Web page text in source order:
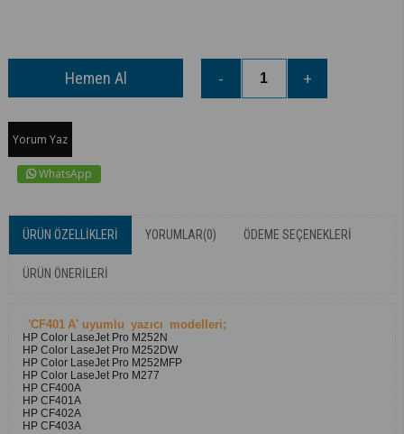
Yorum Yaz
WhatsApp
ÜRÜN ÖZELLIKLERI YORUMLAR(0) ÖDEME SEÇENEKLERI
ÜRÜN ÖNERILERI
'CF401 A' uyumlu yazıcı modelleri;
HP Color LaseJet Pro M252N
HP Color LaseJet Pro M252DW
HP Color LaseJet Pro M252MFP
HP Color LaseJet Pro M277
HP CF400A
HP CF401A
HP CF402A
HP CF403A